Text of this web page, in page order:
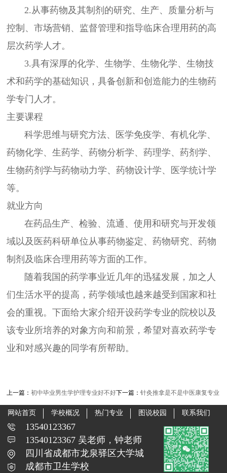
2.从事药物及其制剂的研究、生产、质量分析与
控制、市场营销、监督管理和指导临床合理用药的高
层次药学人才。
3.具有深厚的化学、生物学、生物化学、生物技
术和药学的基础知识，具备创新和创造能力的生物药
学专门人才。
主要课程
科学思维与研究方法、医学免疫学、有机化学、
药物化学、生药学、药物分析学、药理学、药剂学、
生物药剂学与药物动力学、药物设计学、医学统计学
等。
就业方向
在药品生产、检验、流通、使用和研究与开发领
域以及医药科研单位从事药物鉴定、药物研究、药物
制剂及临床合理用药等方面的工作。
随着我国的药学事业近几年的迅猛发展，加之人
们生活水平的提高，药学领域也越来越受到国家和社
会的重视。下面给大家介绍开设药学专业的院校以及
该专业所培养的对象方向和前景，希望对喜欢药学专
业和对感兴趣的同学有所帮助。
上一篇：初中毕业男生学护理专业好不好下一篇：针灸推拿是不是中医康复专业
网站首页 学校概况 热门专业 图说校园 联系我们
13540123367
13540123367 吴老师，钟老师
四川省成都市龙泉驿区大学城
成都市卫生学校